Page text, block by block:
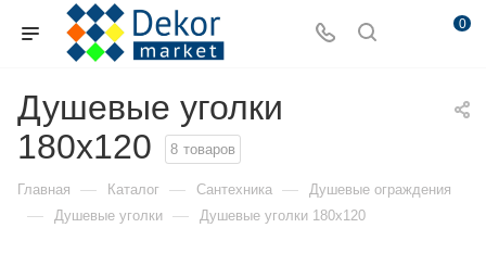
0
Душевые уголки
180x120
8 товаров
Главная — Каталог — Сантехника — Душевые ограждения
— Душевые уголки — Душевые уголки 180x120